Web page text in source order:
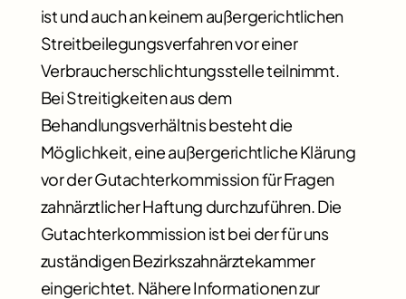
ist und auch an keinem außergerichtlichen
Streitbeilegungsverfahren vor einer
Verbraucherschlichtungsstelle teilnimmt.
Bei Streitigkeiten aus dem
Behandlungsverhältnis besteht die
Möglichkeit, eine außergerichtliche Klärung
vor der Gutachterkommission für Fragen
zahnärztlicher Haftung durchzuführen. Die
Gutachterkommission ist bei der für uns
zuständigen Bezirkszahnärztekammer
eingerichtet. Nähere Informationen zur